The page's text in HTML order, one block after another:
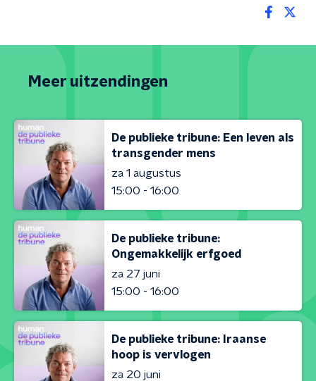
Meer uitzendingen
De publieke tribune: Een leven als
transgender mens
za 1 augustus
15:00 - 16:00
De publieke tribune:
Ongemakkelijk erfgoed
za 27 juni
15:00 - 16:00
De publieke tribune: Iraanse
hoop is vervlogen
za 20 juni